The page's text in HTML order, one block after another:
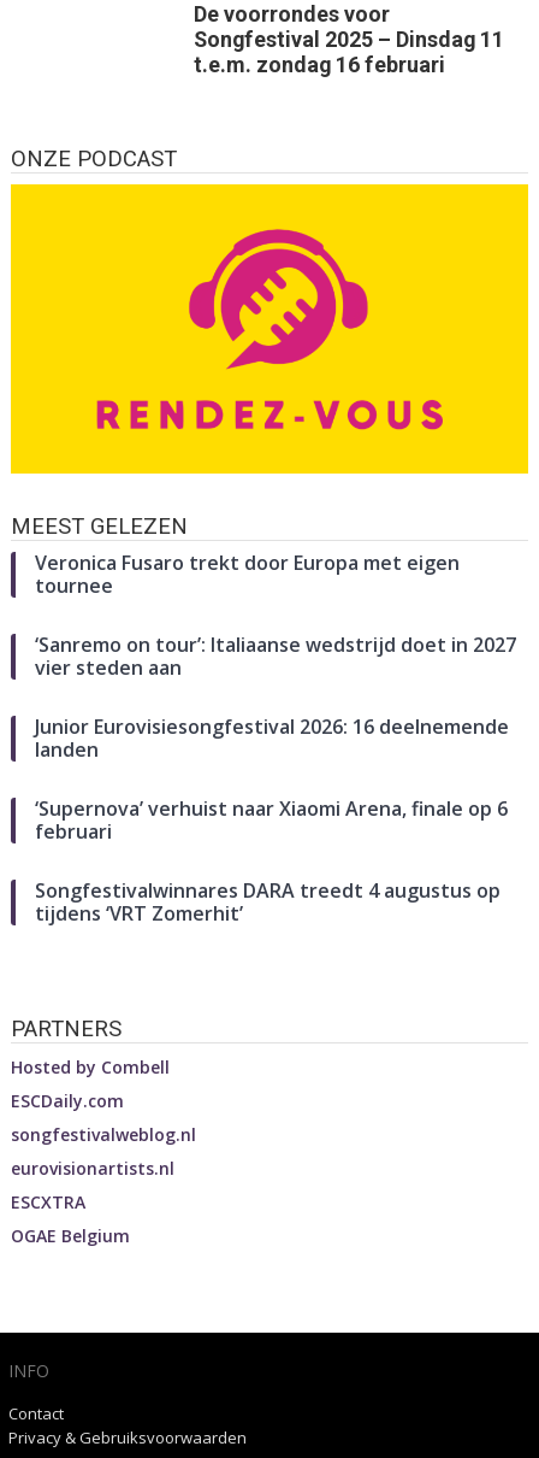
De voorrondes voor
Songfestival 2025 – Dinsdag 11
t.e.m. zondag 16 februari
ONZE PODCAST
MEEST GELEZEN
Veronica Fusaro trekt door Europa met eigen
tournee
‘Sanremo on tour’: Italiaanse wedstrijd doet in 2027
vier steden aan
Junior Eurovisiesongfestival 2026: 16 deelnemende
landen
‘Supernova’ verhuist naar Xiaomi Arena, finale op 6
februari
Songfestivalwinnares DARA treedt 4 augustus op
tijdens ‘VRT Zomerhit’
PARTNERS
Hosted by Combell
ESCDaily.com
songfestivalweblog.nl
eurovisionartists.nl
ESCXTRA
OGAE Belgium
INFO
Contact
Privacy & Gebruiksvoorwaarden